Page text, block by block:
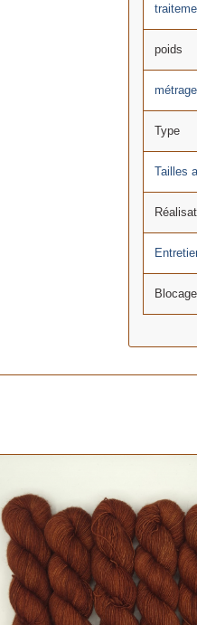
poids
métrage
Type
Tailles
Blocage